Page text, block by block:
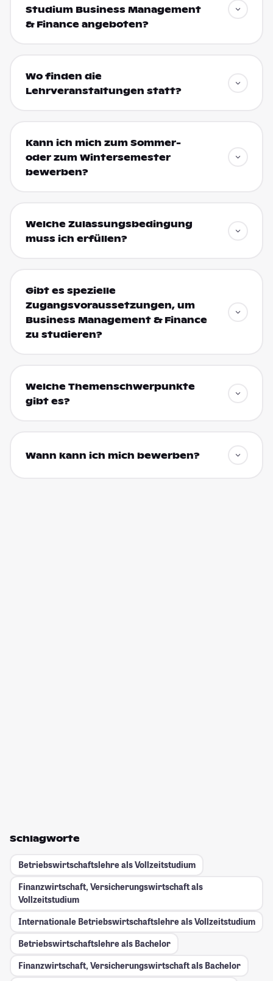
Studium Business Management
& Finance angeboten?
Wo finden die
Lehrveranstaltungen statt?
Kann ich mich zum Sommer-
oder zum Wintersemester
bewerben?
Welche Zulassungsbedingung
muss ich erfüllen?
Gibt es spezielle
Zugangsvoraussetzungen, um
Business Management & Finance
zu studieren?
Welche Themenschwerpunkte
gibt es?
Wann kann ich mich bewerben?
Schlagworte
Betriebswirtschaftslehre als Vollzeitstudium
Finanzwirtschaft, Versicherungswirtschaft als
Vollzeitstudium
Internationale Betriebswirtschaftslehre als Vollzeitstudium
Betriebswirtschaftslehre als Bachelor
Finanzwirtschaft, Versicherungswirtschaft als Bachelor